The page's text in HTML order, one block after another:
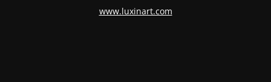
www.luxinart.com